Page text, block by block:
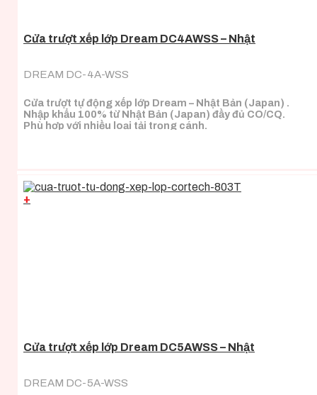
Cửa trượt xếp lớp Dream DC4AWSS – Nhật
DREAM DC-4A-WSS
Cửa trượt tự động xếp lớp Dream – Nhật Bản (Japan) .
Nhập khẩu 100% từ Nhật Bản (Japan) đầy đủ CO/CQ.
Phù hợp với nhiều loại tải trọng cánh.
+
Cửa trượt xếp lớp Dream DC5AWSS – Nhật
DREAM DC-5A-WSS